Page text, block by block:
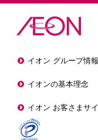
イオン グループ情
イオンの基本理念
イオン お客さまサ